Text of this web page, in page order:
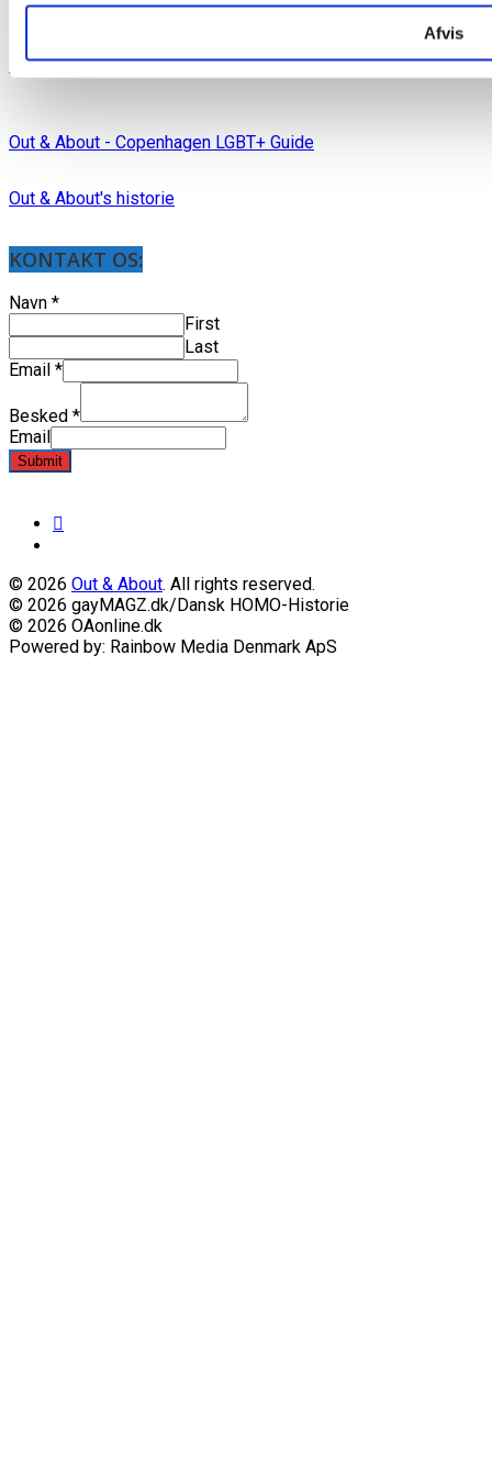
Afvis
Out & About blad arkiv
Out & About - Copenhagen LGBT+ Guide
Out & About's historie
KONTAKT OS:
Navn *
First
Last
Email *
Besked *
Email
Submit
© 2026 Out & About. All rights reserved.
© 2026 gayMAGZ.dk/Dansk HOMO-Historie
© 2026 OAonline.dk
Powered by: Rainbow Media Denmark ApS